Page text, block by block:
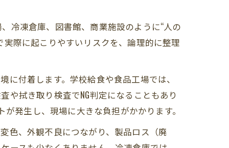
冷凍倉庫、図書館、商業施設のように“人の
際に起こりやすいリスクを、論理的に整理
付着します。学校給食や食品工場では、
拭き取り検査でNG判定になることもあり
発生し、現場に大きな負担がかかります。
色、外観不良につながり、製品ロス（廃